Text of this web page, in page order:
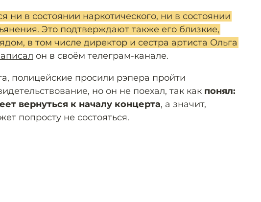
ни в состоянии наркотического, ни в состоянии
Это подтверждают также его близкие,
в том числе директор и сестра артиста Ольга
он в своём телеграм-канале.
полицейские просили рэпера пройти
но он не поехал, так как понял:
вернуться к началу концерта, а значит,
попросту не состояться.